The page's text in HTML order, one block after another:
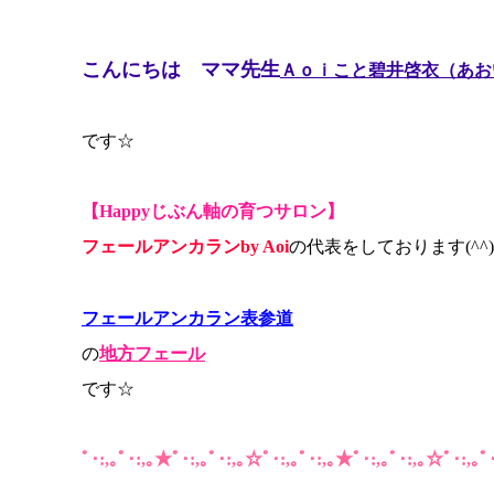
こんにちは ママ先生 Ａｏｉこと碧井啓衣（あお
です☆
【Happyじぶん軸の育つサロン】
フェールアンカランby Aoiの代表をしております(^^)
フェールアンカラン表参道
の地方フェール
です☆
ﾟ･:,｡ﾟ･:,｡★ﾟ･:,｡ﾟ･:,｡☆ﾟ･:,｡ﾟ･:,｡★ﾟ･:,｡ﾟ･:,｡☆ﾟ･:,｡